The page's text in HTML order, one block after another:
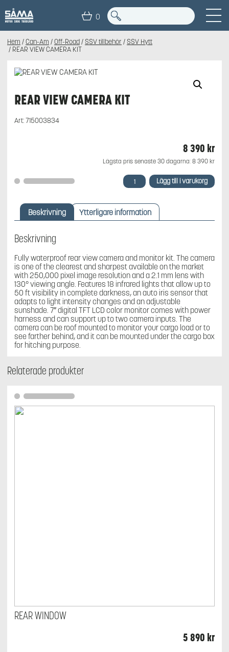
0
Hem /Can-Am /Off-Road/ SSV tillbehör / SSV Hytt
/ REAR VIEW CAMERA KIT
REAR VIEW CAMERA KIT
Art:715003834
8 390 kr
Lägsta pris senaste 30 dagarna: 8 390 kr
REAR
VIEW
KIT
mängd
Lägg till i varukorg
Beskrivning Ytterligare information
Beskrivning
Fully waterproof rear view camera and monitor kit. The camera
is one of the clearest and sharpest available on the market
with 250,000 pixel image resolution and a 2.1 mm lens with
130° viewing angle. Features 18 infrared lights that allow up to
50 ft visibility in complete darkness, an auto iris sensor that
adapts to light intensity changes and an adjustable
sunshade. 7″ digital TFT LCD color monitor comes with power
harness and can support up to two camera inputs. The
camera can be roof mounted to monitor your cargo load or to
see farther behind, and it can be mounted under the cargo box
for hitching purpose.
Relaterade produkter
REAR WINDOW
5 890 kr